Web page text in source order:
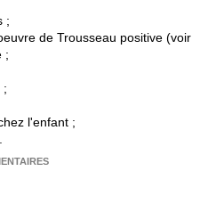
;
de Trousseau positive (voir
;
;
l'enfant ;